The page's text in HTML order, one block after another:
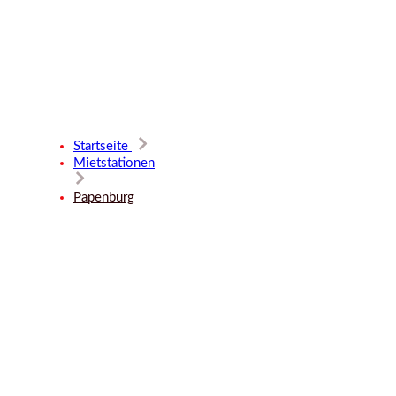
Startseite
Mietstationen
Papenburg